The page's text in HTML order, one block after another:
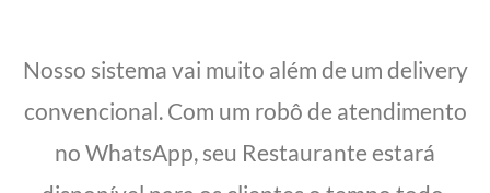
Nosso sistema vai muito além de um delivery
convencional. Com um robô de atendimento
no WhatsApp, seu Restaurante estará